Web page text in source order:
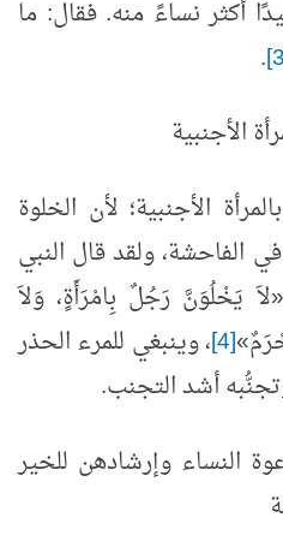
أكثر نساءً منه. فقال: ما
.
الأجنبية
الأجنبية؛ لأن الخلوة
الفاحشة، ولقد قال النبي
يَخْلُوَنَّ رَجُلٌ بِامْرَأَةٍ، وَلاَ
[4] ، وينبغي للمرء الحذر
أشد التجنب.
النساء وإرشادهن للخير